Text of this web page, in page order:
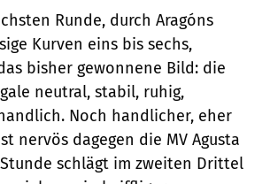
Runde, durch Aragóns
Kurven eins bis sechs,
bisher gewonnene Bild: die
neutral, stabil, ruhig,
Noch handlicher, eher
nervös dagegen die MV Agusta
Stunde schlägt im zweiten Drittel